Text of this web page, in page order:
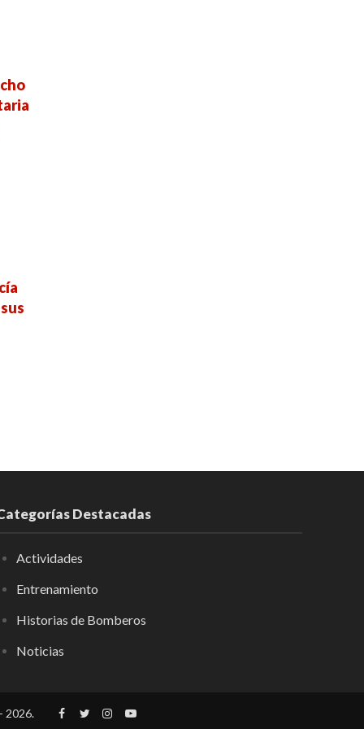
Destacadas
Actividades
Entrenamiento
Historias de Bomberos
Noticias
2026.